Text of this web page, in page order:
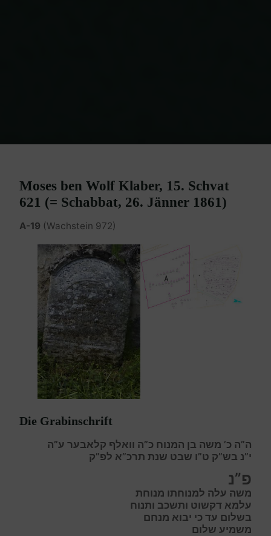
Moses ben Wolf Klaber, 15. Schvat
621 (= Schabbat, 26. Jänner 1861)
A-19 (Wachstein 972)
Die Grabinschrift
ה”ה כ’ משה בן המנוח כ”ה וואלף קלאבער ע”ה
י”נ בש”ק ט”ו שבט שנת תרכ”א לפ”ק
פ”נ
משה עלה למנוחתו מנוחת
עלמא דקשוט ותשכב ותנוח
בשלום עד כי יבוא מנחם
משמיע שלום